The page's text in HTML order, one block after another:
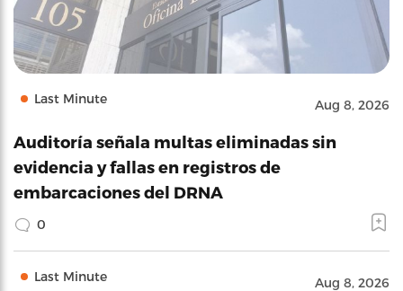
Last Minute Aug 8, 2026
Auditoría señala multas eliminadas sin
evidencia y fallas en registros de
embarcaciones del DRNA
0
Last Minute Aug 8, 2026